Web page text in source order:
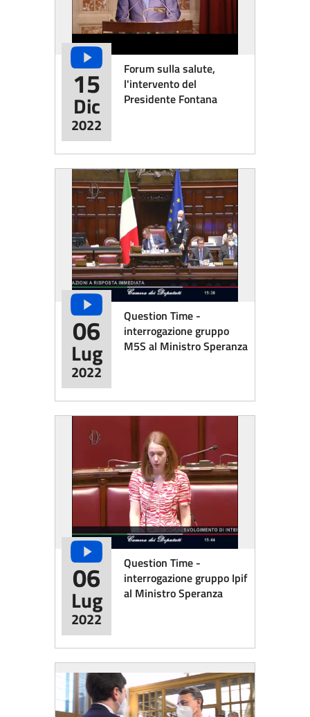
Forum sulla salute,
l'intervento del
Presidente Fontana
15
Dic
2022
Question Time -
interrogazione gruppo
M5S al Ministro Speranza
06
Lug
2022
Question Time -
interrogazione gruppo Ipif
al Ministro Speranza
06
Lug
2022